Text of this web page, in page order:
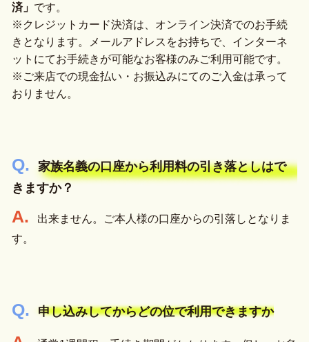
済」 です。
※クレジットカード決済は、オンライン決済でのお手続
きとなります。メールアドレスをお持ちで、インターネ
ットにてお手続きが可能なお客様のみご利用可能です。
※ご来店での現金払い・お振込みにてのご入金は承って
おりません。
家族名義の口座から利用料の引き落としはで
きますか？
出来ません。ご本人様の口座からの引落しとなりま
す。
申し込みしてからどの位で利用できますか